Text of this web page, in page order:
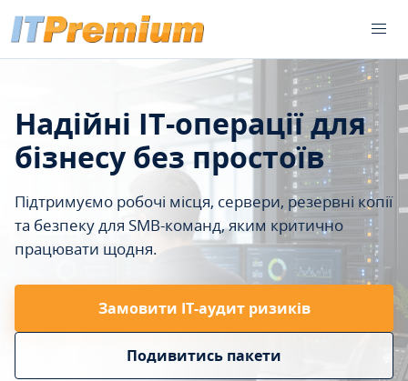
Надійні IT-операції для
бізнесу без простоїв
Підтримуємо робочі місця, сервери, резервні копії
та безпеку для SMB-команд, яким критично
працювати щодня.
Замовити ІТ-аудит ризиків
Подивитись пакети